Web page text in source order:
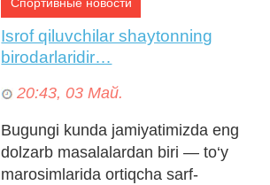
Спортивные новости
Isrof qiluvchilar shaytonning
birodarlaridir…
20:43, 03 Май.
Bugungi kunda jamiyatimizda eng
dolzarb masalalardan biri — to‘y
marosimlarida ortiqcha sarf-